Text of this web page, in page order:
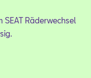
Räderwechsel